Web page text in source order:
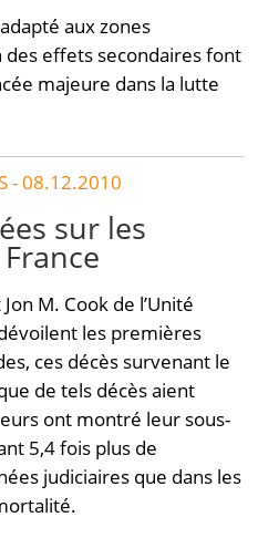
aux zones
des effets secondaires font
majeure dans la lutte
- 08.12.2010
sur les
M. Cook de l’Unité
les premières
ces décès survenant le
de tels décès aient
ont montré leur sous-
5,4 fois plus de
judiciaires que dans les